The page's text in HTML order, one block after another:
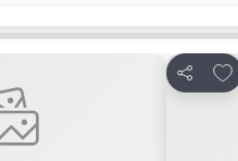
分享
放